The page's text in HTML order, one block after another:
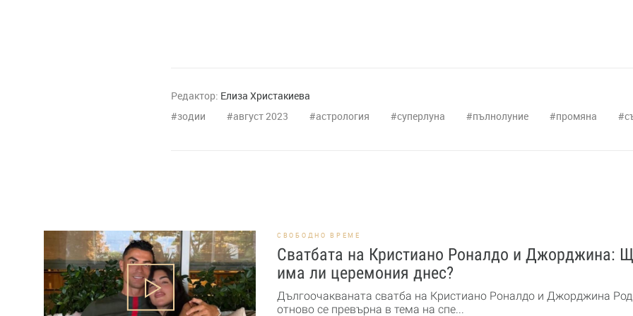
Редактор: Елиза Христакиева
зодии
август 2023 астрология суперлуна пълнолуние промяна
СВОБОДНО ВРЕМЕ
Сватбата на Кристиано Роналдо и Джорджина:
има ли церемония днес?
Дългоочакваната сватба на Кристиано Роналдо и Джорджина
отново се превърна в тема на спе...